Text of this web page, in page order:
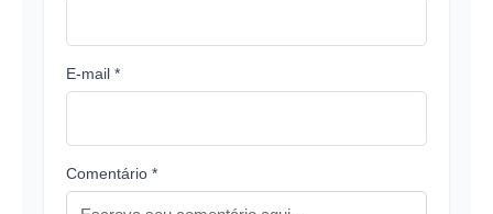
E-mail *
Comentário *